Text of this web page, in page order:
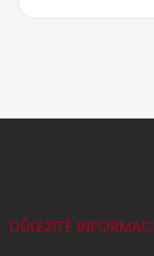
Z
DŮLEŽITÉ